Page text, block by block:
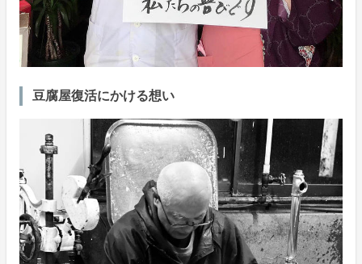
豆腐屋復活にかける想い